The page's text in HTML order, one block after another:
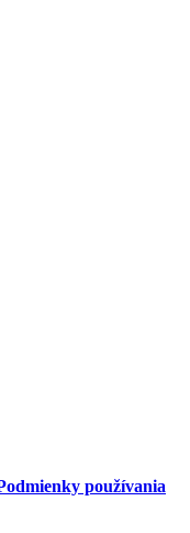
používania